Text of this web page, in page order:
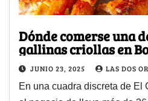
Dónde comerse una
gallinas criollas en
JUNIO 23, 2025 LAS DOS
En una cuadra discreta de El